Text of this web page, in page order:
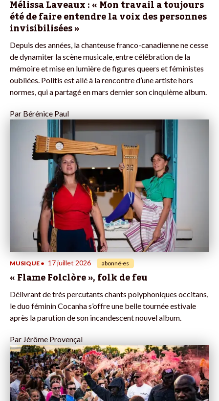
Mélissa Laveaux : « Mon travail a toujours
été de faire entendre la voix des personnes
invisibilisées »
Depuis des années, la chanteuse franco-canadienne ne cesse
de dynamiter la scène musicale, entre célébration de la
mémoire et mise en lumière de figures queers et féministes
oubliées. Politis est allé à la rencontre d’une artiste hors
normes, qui a partagé en mars dernier son cinquième album.
Par Bérénice Paul
MUSIQUE • 17 juillet 2026 abonné·es
« Flame Folclòre », folk de feu
Délivrant de très percutants chants polyphoniques occitans,
le duo féminin Cocanha s’offre une belle tournée estivale
après la parution de son incandescent nouvel album.
ParJérôme Provençal